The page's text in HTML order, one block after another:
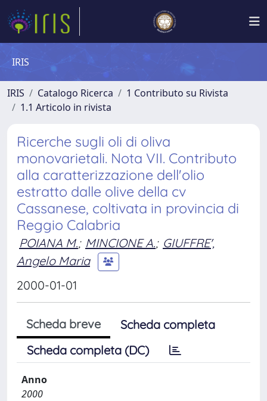
IRIS
IRIS Catalogo Ricerca
1 Contributo su Rivista
1.1 Articolo in rivista
Ricerche sugli oli di oliva
monovarietali. Nota VII. Contributo
alla caratterizzazione dell'olio
estratto dalle olive della cv
Cassanese, coltivata in provincia di
Reggio Calabria
POIANA M.; MINCIONE A.; GIUFFRE',
Angelo Maria
2000-01-01
Scheda breve
Scheda completa
Scheda completa (DC)
Anno
2000